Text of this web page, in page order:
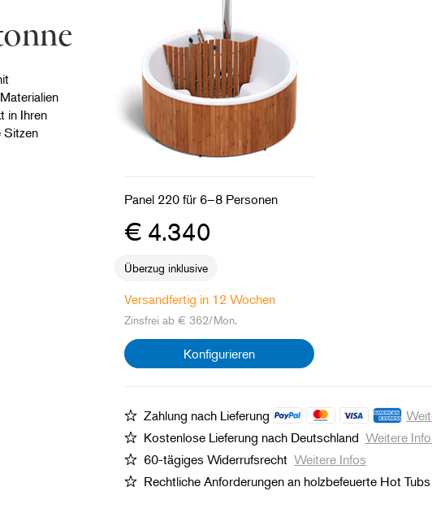
in Ihren
Sitzen
Panel 220 für 6–8 Personen
€ 4.340
Überzug inklusive
Versandfertig in 12 Wochen
Zinsfrei ab € 362/Mon.
Konfigurieren
Zahlung nach Lieferung
Kostenlose Lieferung nach Deutschland Weitere
60-tägiges Widerrufsrecht Weitere Infos
Rechtliche Anforderungen an holzbefeuerte Hot Tubs